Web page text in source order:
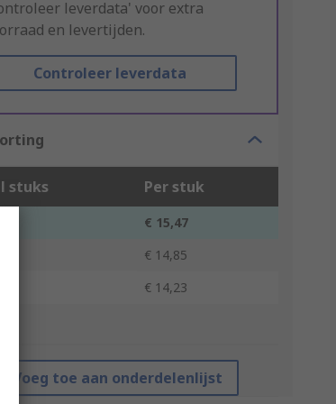
leverdata' voor extra
en levertijden.
Controleer leverdata
stuks Per stuk
€ 15,47
€ 14,85
€ 14,23
Voeg toe aan onderdelenlijst